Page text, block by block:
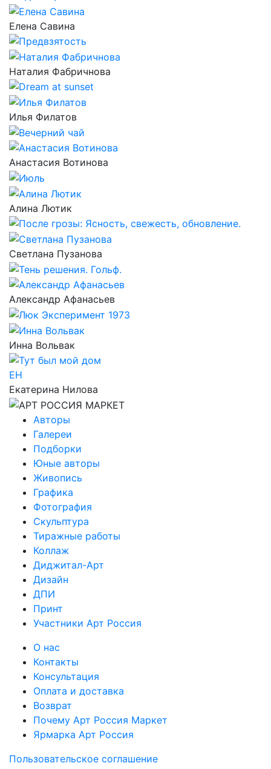
Елена Савина
Наталия Фабричнова
Илья Филатов
Анастасия Вотинова
Алина Лютик
Светлана Пузанова
Александр Афанасьев
Инна Вольвак
ЕН
Екатерина Нилова
Авторы
Галереи
Подборки
Юные авторы
Живопись
Графика
Фотография
Скульптура
Тиражные работы
Коллаж
Диджитал-Арт
Дизайн
ДПИ
Принт
Участники Арт Россия
О нас
Контакты
Консультация
Оплата и доставка
Возврат
Почему Арт Россия Маркет
Ярмарка Арт Россия
Пользовательское соглашение